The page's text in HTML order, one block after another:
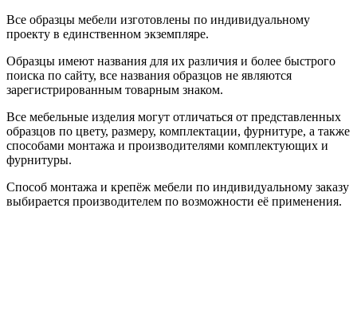
Все образцы мебели изготовлены по индивидуальному
проекту в единственном экземпляре.
Образцы имеют названия для их различия и более быстрого
поиска по сайту, все названия образцов не являются
зарегистрированным товарным знаком.
Все мебельные изделия могут отличаться от представленных
образцов по цвету, размеру, комплектации, фурнитуре, а также
способами монтажа и производителями комплектующих и
фурнитуры.
Способ монтажа и крепёж мебели по индивидуальному заказу
выбирается производителем по возможности её применения.